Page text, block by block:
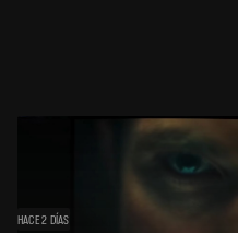
HACE 2 DÍAS